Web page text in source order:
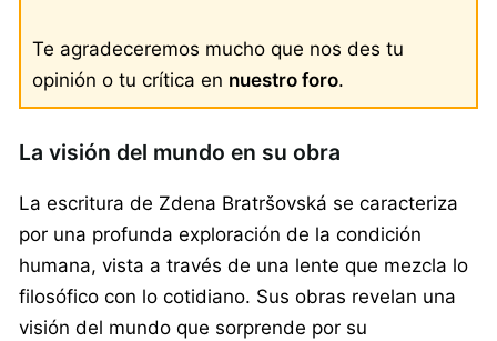
Te agradeceremos mucho que nos des tu
opinión o tu crítica en nuestro foro.
La visión del mundo en su obra
La escritura de Zdena Bratršovská se caracteriza
por una profunda exploración de la condición
humana, vista a través de una lente que mezcla lo
filosófico con lo cotidiano. Sus obras revelan una
visión del mundo que sorprende por su